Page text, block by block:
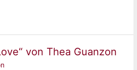
von Thea Guanzon